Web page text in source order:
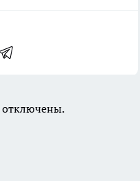
отключены.